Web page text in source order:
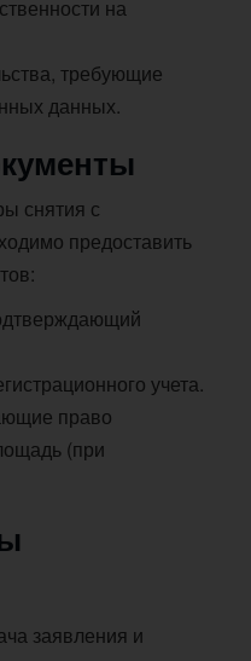
на
требующие
данных.
снятия с
предоставить
учета.
право
(при
заявления и